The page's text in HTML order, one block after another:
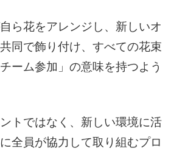
ら花をアレンジし、新しいオ
同で飾り付け、すべての花束
ーム参加」の意味を持つよう
トではなく、新しい環境に活
全員が協力して取り組むプロ